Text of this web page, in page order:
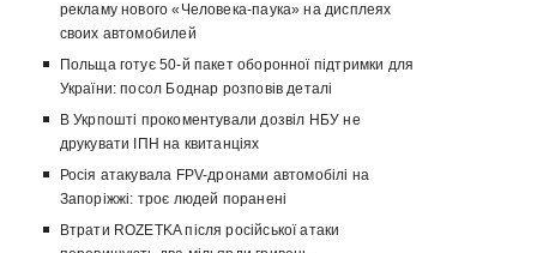
рекламу нового «Человека-паука» на дисплеях
своих автомобилей
Польща готує 50-й пакет оборонної підтримки для
України: посол Боднар розповів деталі
В Укрпошті прокоментували дозвіл НБУ не
друкувати ІПН на квитанціях
Росія атакувала FPV-дронами автомобілі на
Запоріжжі: троє людей поранені
Втрати ROZETKA після російської атаки